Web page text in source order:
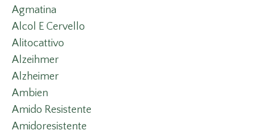
Agmatina
Alcol E Cervello
Alitocattivo
Alzeihmer
Alzheimer
Ambien
Amido Resistente
Amidoresistente